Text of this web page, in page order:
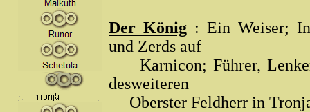
Der König : Ein Weiser;
und Zerds auf
Karnicon; Führer,
desweiteren
Oberster Feldherr in